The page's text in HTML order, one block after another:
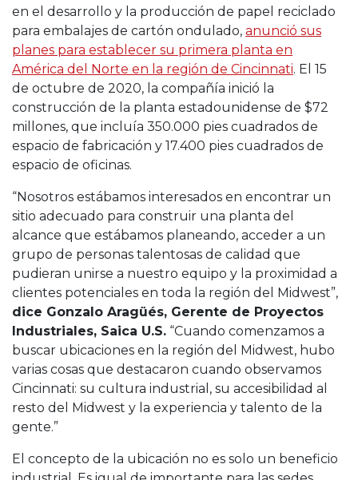
en el desarrollo y la producción de papel reciclado
para embalajes de cartón ondulado, anunció sus
planes para establecer su primera planta en
América del Norte en la región de Cincinnati. El 15
de octubre de 2020, la compañía inició la
construcción de la planta estadounidense de $72
millones, que incluía 350.000 pies cuadrados de
espacio de fabricación y 17.400 pies cuadrados de
espacio de oficinas.
“Nosotros estábamos interesados ​​en encontrar un
sitio adecuado para construir una planta del
alcance que estábamos planeando, acceder a un
grupo de personas talentosas de calidad que
pudieran unirse a nuestro equipo y la proximidad a
clientes potenciales en toda la región del Midwest”,
dice Gonzalo Aragüés, Gerente de Proyectos
Industriales, Saica U.S. “Cuando comenzamos a
buscar ubicaciones en la región del Midwest, hubo
varias cosas que destacaron cuando observamos
Cincinnati: su cultura industrial, su accesibilidad al
resto del Midwest y la experiencia y talento de la
gente.”
El concepto de la ubicación no es solo un beneficio